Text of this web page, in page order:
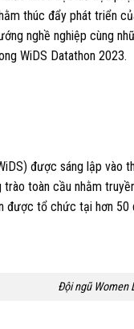
thúc đẩy phát triển
nghề nghiệp cùng
WiDS Datathon 2023.
được sáng lập vào
toàn cầu nhằm
được tổ chức tại hơn 50
Đội ngũ Women